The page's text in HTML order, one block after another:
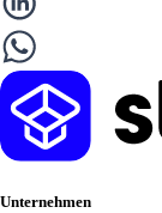
Unternehmen